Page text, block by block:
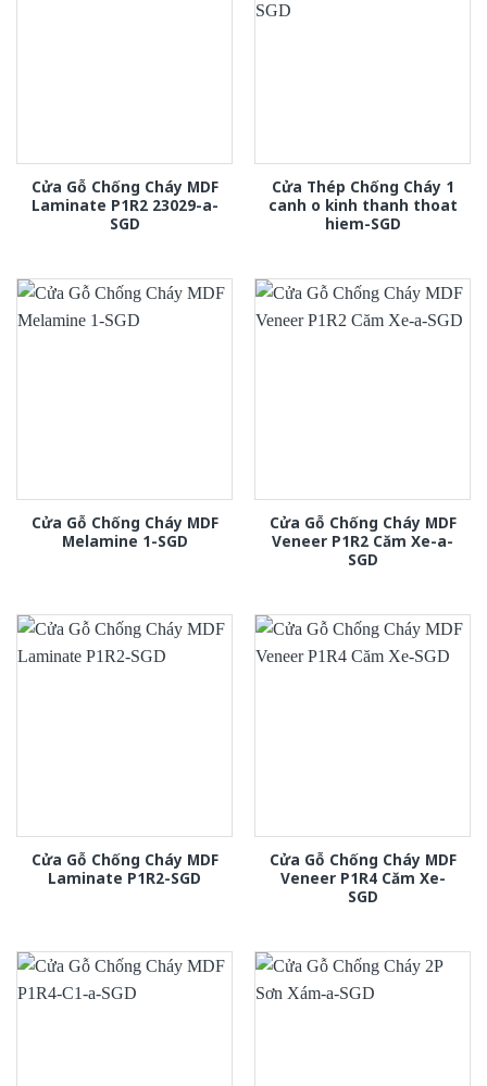
Cửa Gỗ Chống Cháy MDF
Laminate P1R2 23029-a-
SGD
Cửa Thép Chống Cháy 1
canh o kinh thanh thoat
hiem-SGD
Cửa Gỗ Chống Cháy MDF
Melamine 1-SGD
Cửa Gỗ Chống Cháy MDF
Veneer P1R2 Căm Xe-a-
SGD
Cửa Gỗ Chống Cháy MDF
Laminate P1R2-SGD
Cửa Gỗ Chống Cháy MDF
Veneer P1R4 Căm Xe-
SGD